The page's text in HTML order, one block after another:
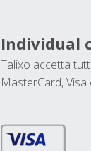
Individual
Talixo accetta
MasterCard,